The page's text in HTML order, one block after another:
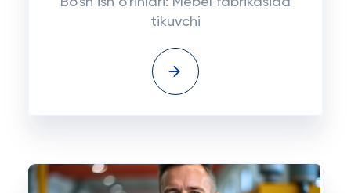
tikuvchi